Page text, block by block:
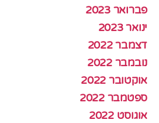
פברואר 2023
ינואר 2023
דצמבר 2022
נובמבר 2022
אוקטובר 2022
ספטמבר 2022
אוגוסט 2022